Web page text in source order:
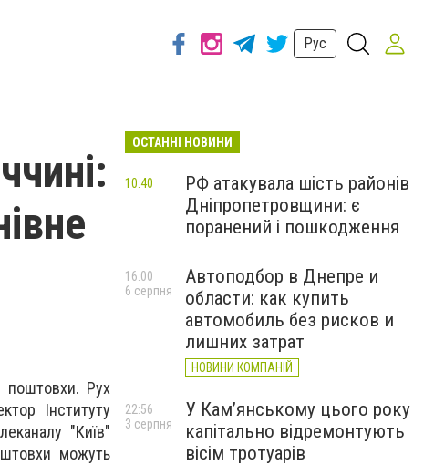
Рус
поштовхи. Рух
Інституту
"Київ"
можуть
ОСТАННІ НОВИНИ
РФ атакувала шість районів
Дніпропетровщини: є
поранений і пошкодження
10:40
Автоподбор в Днепре и
области: как купить
автомобиль без рисков и
лишних затрат
НОВИНИ КОМПАНІЙ
16:00
6 серпня
У Кам’янському цього року
капітально відремонтують
вісім тротуарів
22:56
3 серпня